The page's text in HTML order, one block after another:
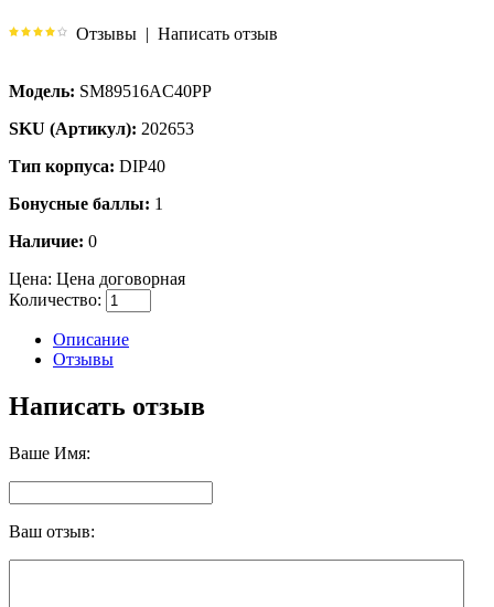
Отзывы | Написать отзыв
Модель: SM89516AC40PP
SKU (Артикул): 202653
Тип корпуса: DIP40
Бонусные баллы: 1
Наличие: 0
Цена: Цена договорная
Количество:
Описание
Отзывы
Написать отзыв
Ваше Имя:
Ваш отзыв: